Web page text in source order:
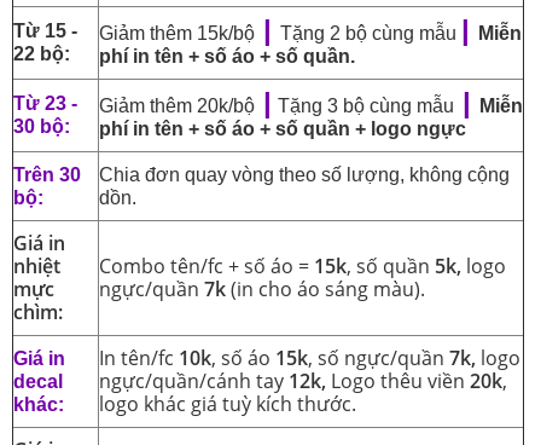
Từ 15 -
22 bộ:
Giảm thêm 15k/bộ | Tặng 2 bộ cùng mẫu |
Miễn
phí in tên + số áo + số quần.
Từ 23 -
30 bộ:
Giảm thêm 20k/bộ | Tặng 3 bộ cùng mẫu |
Miễn
phí in tên + số áo + số quần + logo ngực
Trên 30
bộ:
Chia đơn quay vòng theo số lượng, không cộng
dồn.
Giá in
nhiệt
mực
chìm:
Combo tên/fc + số áo = 15k, số quần 5k, logo
ngực/quần 7k(in cho áo sáng màu).
Giá in
decal
khác:
In tên/fc 10k, số áo 15k, số ngực/quần 7k, logo
ngực/quần/cánh tay 12k, Logo thêu viền 20k,
logo khác giá tuỳ kích thước.